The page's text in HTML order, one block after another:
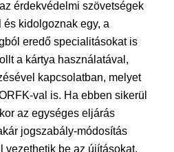
érdekvédelmi szövetségek
kidolgoznak egy, a
eredő specialitásokat is
a kártya használatával,
kapcsolatban, melyet
val is. Ha ebben sikerül
az egységes eljárás
jogszabály-módosítás
vezethetik be az újításokat,